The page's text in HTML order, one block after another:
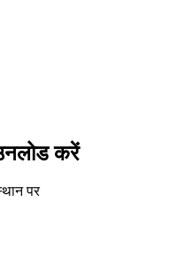
करें
पर